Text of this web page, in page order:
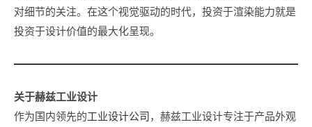
对细节的关注。在这个视觉驱动的时代，投资于渲染能力就是
投资于设计价值的最大化呈现。
关于赫兹工业设计
作为国内领先的工业设计公司 ，赫兹工业设计专注于产品外观